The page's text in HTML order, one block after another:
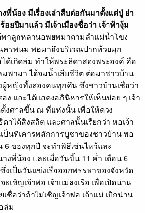
งพี่น้อง มีเรื่องเล่าสืบต่อกันมาตั้งแต่ปู่ ย่า
อยปีมาแล้ว มีเจ้าเมืองชื่อว่า เจ้าฟ้างุ้ม
าลูกหลานอพยพมาตามลำแม่น้ำโขง
ครพนม พอมาถึงบริเวณปากห้วยมุก
ด้เกิดล่ม ทำให้พระธิดาสองพระองค์ คือ
พามา ได้จมน้ำเสียชีวิต ต่อมาชาวบ้าน
ผู้หญิงทั้งสองคนทุกคืน ซึ่งชาวบ้านเชื่อว่า
อง และได้แสดงอภินิหารให้เห็นบ่อย ๆ เจ้า
ตั้งศาลขึ้น ณ ที่แห่งนั้น เพื่อให้ดวง
ได้สิงสถิต และศาลนั้นเรียกว่า หอเจ้า
ป็นที่เคารพสักการบูชาของชาวบ้าน พอ
6 ของทุกปี จะทำพิธีเซ่นไหว้และ
างพี่น้อง และเมื่อวันขึ้น 11 ค่ำ เดือน 6
งเป็นวันแข่งเรือออกพรรษาของจังหวัด
เชิญเจ้าพ่อ เจ้าแม่ลงเรือ เพื่อเปิดน่าน
ชื่อว่าถ้าไม่เชิญเจ้าพ่อ เจ้าแม่ เบิกน่าน
ล่ม